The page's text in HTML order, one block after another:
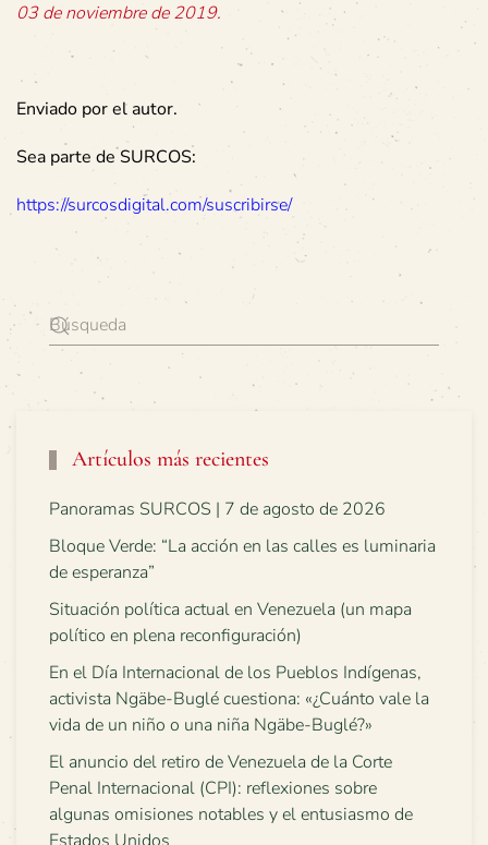
03 de noviembre de 2019.
Enviado por el autor.
Sea parte de SURCOS:
https://surcosdigital.com/suscribirse/
Artículos más recientes
Panoramas SURCOS | 7 de agosto de 2026
Bloque Verde: “La acción en las calles es luminaria
de esperanza”
Situación política actual en Venezuela (un mapa
político en plena reconfiguración)
En el Día Internacional de los Pueblos Indígenas,
activista Ngäbe-Buglé cuestiona: «¿Cuánto vale la
vida de un niño o una niña Ngäbe-Buglé?»
El anuncio del retiro de Venezuela de la Corte
Penal Internacional (CPI): reflexiones sobre
algunas omisiones notables y el entusiasmo de